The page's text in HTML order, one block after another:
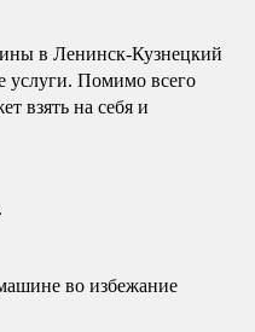
в Ленинск-Кузнецкий
услуги. Помимо всего
взять на себя и
во избежание